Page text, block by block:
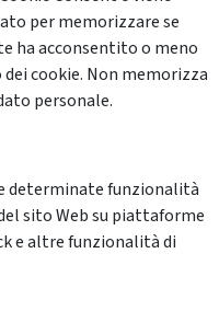
per memorizzare se
ha acconsentito o meno
cookie. Non memorizza
personale.
determinate funzionalità
sito Web su piattaforme
e altre funzionalità di